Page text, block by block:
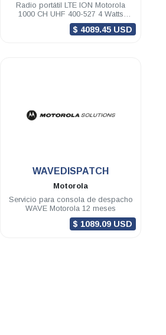
Radio portátil LTE ION Motorola
1000 CH UHF 400-527 4 Watts
GNSS WIFI
$ 4089.45 USD
WAVEDISPATCH
Motorola
Servicio para consola de despacho
WAVE Motorola 12 meses
$ 1089.09 USD